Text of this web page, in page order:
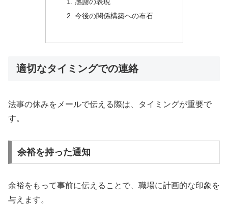
今後の関係構築への布石
適切なタイミングでの連絡
法事の休みをメールで伝える際は、タイミングが重要で
す。
余裕を持った通知
余裕をもって事前に伝えることで、職場に計画的な印象を
与えます。